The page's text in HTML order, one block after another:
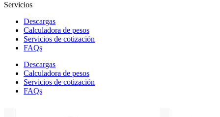
Servicios
Descargas
Calculadora de pesos
Servicios de cotización
FAQs
Descargas
Calculadora de pesos
Servicios de cotización
FAQs